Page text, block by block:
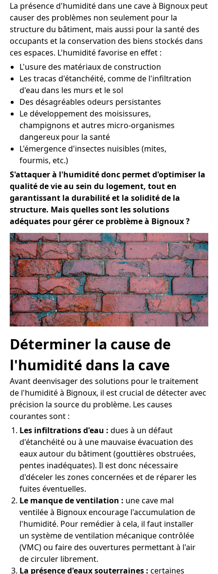
La présence d'humidité dans une cave à Bignoux peut
causer des problèmes non seulement pour la
structure du bâtiment, mais aussi pour la santé des
occupants et la conservation des biens stockés dans
ces espaces. L'humidité favorise en effet :
L'usure des matériaux de construction
Les tracas d'étanchéité, comme de l'infiltration
d'eau dans les murs et le sol
Des désagréables odeurs persistantes
Le développement des moisissures,
champignons et autres micro-organismes
dangereux pour la santé
L'émergence d'insectes nuisibles (mites,
fourmis, etc.)
S'attaquer à l'humidité donc permet d'optimiser la
qualité de vie au sein du logement, tout en
garantissant la durabilité et la solidité de la
structure. Mais quelles sont les solutions
adéquates pour gérer ce problème à Bignoux ?
Déterminer la cause de
l'humidité dans la cave
Avant deenvisager des solutions pour le traitement
de l'humidité à Bignoux, il est crucial de détecter avec
précision la source du problème. Les causes
courantes sont :
Les infiltrations d'eau : dues à un défaut
d'étanchéité ou à une mauvaise évacuation des
eaux autour du bâtiment (gouttières obstruées,
pentes inadéquates). Il est donc nécessaire
d'déceler les zones concernées et de réparer les
fuites éventuelles.
Le manque de ventilation : une cave mal
ventilée à Bignoux encourage l'accumulation de
l'humidité. Pour remédier à cela, il faut installer
un système de ventilation mécanique contrôlée
(VMC) ou faire des ouvertures permettant à l'air
de circuler librement.
La présence d'eaux souterraines : certaines